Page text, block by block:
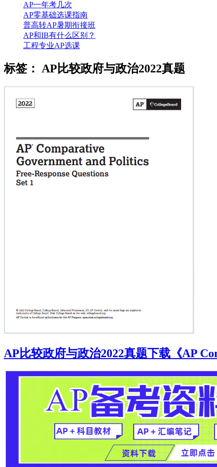
AP一年考几次
AP零基础选课指南
普高转AP暑期衔接班
AP和IB有什么区别？
工程专业AP选课
标签： AP比较政府与政治2022真题
AP比较政府与政治2022真题下载《AP